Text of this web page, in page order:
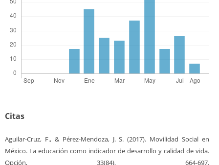
Citas
Aguilar-Cruz, F., & Pérez-Mendoza, J. S. (2017). Movilidad Social en
México. La educación como indicador de desarrollo y calidad de vida.
Opción, 33(84), 664-697.